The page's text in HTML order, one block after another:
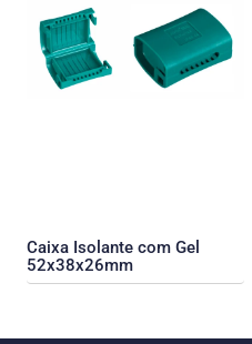
Caixa Isolante com Gel
52x38x26mm